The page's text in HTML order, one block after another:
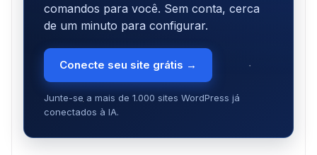
comandos para você. Sem conta, cerca
de um minuto para configurar.
Conecte seu site grátis →
Junte-se a mais de 1.000 sites WordPress já
conectados à IA.